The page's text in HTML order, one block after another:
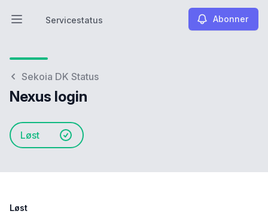
Åbn hovedmenuen
Servicestatus
Servicestatus Abonner
Sekoia DK Status
Nexus login
Løst
Løst